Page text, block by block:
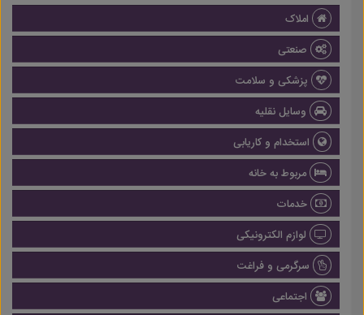
املاک
صنعتی
پزشکی و سلامت
وسایل نقلیه
استخدام و کاریابی
مربوط به خانه
خدمات
لوازم الکترونیکی
سرگرمی و فراغت
اجتماعی